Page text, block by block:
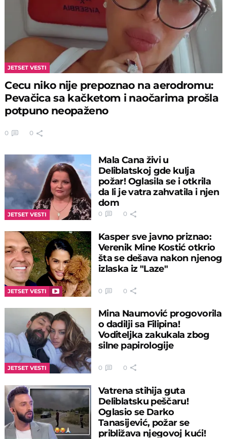
JETSET VESTI
Cecu niko nije prepoznao na aerodromu:
Pevačica sa kačketom i naočarima prošla
potpuno neopaženo
0 0
JETSET VESTI
Mala Cana živi u
Deliblatskoj gde kulja
požar! Oglasila se i otkrila
da li je vatra zahvatila i njen
dom
0 0
JETSET VESTI
Kasper sve javno priznao:
Verenik Mine Kostić otkrio
šta se dešava nakon njenog
izlaska iz "Laze"
0 0
JETSET VESTI
Mina Naumović progovorila
o dadilji sa Filipina!
Voditeljka zakukala zbog
silne papirologije
0 0
Vatrena stihija guta
Deliblatsku peščaru!
Oglasio se Darko
Tanasijević, požar se
približava njegovoj kući!